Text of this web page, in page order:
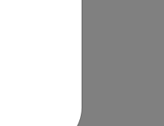
: 2.4%,
mg.